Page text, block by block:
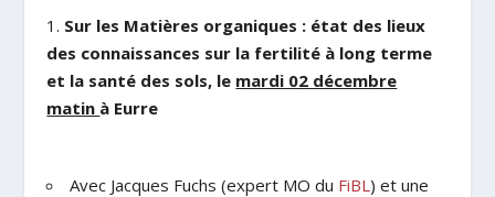
Sur les Matières organiques : état des lieux
des connaissances sur la fertilité à long terme
et la santé des sols, le mardi 02 décembre
matin à Eurre
Avec Jacques Fuchs (expert MO du FiBL) et une